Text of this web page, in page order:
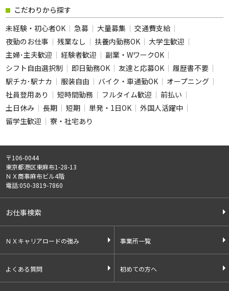
長期
単発・1日OK
外国人活躍中
留学生歓迎
寮・社宅あり
フリーワード
0 件
こだわりから探す
未経験・初心者OK
急募 大量募集
交通費支給
夜勤のお仕事
残業なし 扶養内勤務OK
大学生歓迎
主婦･主夫歓迎
経験者歓迎
副業・WワークOK
シフト自由選択制
即日勤務OK 友達と応募OK
履歴書不要
駅チカ･駅ナカ
服装自由 バイク・車通勤OK
オープニング
社員登用あり
短時間勤務 フルタイム歓迎
前払い
土日休み
長期 短期 単発・1日OK
外国人活躍中
留学生歓迎
寮・社宅あり
〒106-0044
東京都港区東麻布1-28-13
ＮＸ商事麻布ビル4階
電話:050-3819-7860
お仕事検索
ＮＸキャリアロードの強み 事業所一覧
よくある質問 初めての方へ